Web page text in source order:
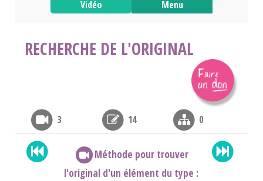
Vidéo Menu
RECHERCHE DE L'ORIGINAL
3 14 0
Méthode pour trouver
l'original d'un élément du type :